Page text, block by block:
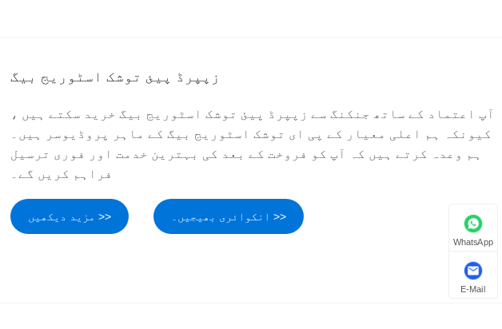
زپپرڈ پیئ توشک اسٹوریج بیگ
آپ اعتماد کے ساتھ جنکنگ سے زپپرڈ پیئ توشک اسٹوریج بیگ خرید سکتے ہیں ،
کیونکہ ہم اعلی معیار کے پی ای توشک اسٹوریج بیگ کے ماہر پروڈیوسر ہیں۔
ہم وعدہ کرتے ہیں کہ آپ کو فروخت کے بعد کی بہترین خدمت اور فوری ترسیل
فراہم کریں گے۔
مزید دیکھیں >> انکوائری بھیجیں۔ >>
WhatsApp
E-Mail